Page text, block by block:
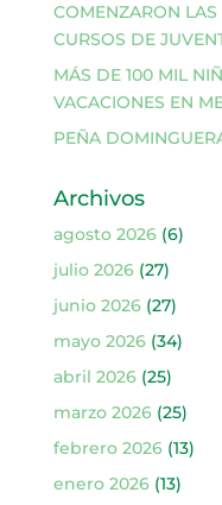
COMENZARON
CURSOS DE
MÁS DE 100 MIL
VACACIONES EN
PEÑA
Archivos
agosto 2026(6)
julio 2026(27)
junio 2026(27)
mayo 2026(34)
abril 2026(25)
marzo 2026(25)
febrero 2026(13)
enero 2026(13)